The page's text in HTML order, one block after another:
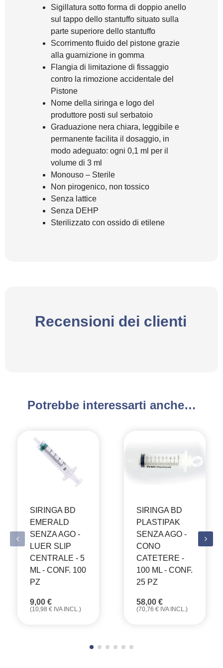
Sigillatura sotto forma di doppio anello
sul tappo dello stantuffo situato sulla
parte superiore dello stantuffo
Scorrimento fluido del pistone grazie
alla guarnizione in gomma
Flangia di limitazione di fissaggio
contro la rimozione accidentale del
Pistone
Nome della siringa e logo del
produttore posti sul serbatoio
Graduazione nera chiara, leggibile e
permanente facilita il dosaggio, in
modo adeguato: ogni 0,1 ml per il
volume di 3 ml
Monouso – Sterile
Non pirogenico, non tossico
Senza lattice
Senza DEHP
Sterilizzato con ossido di etilene
Recensioni dei clienti
Potrebbe interessarti anche…
SIRINGA BD
EMERALD
SENZA AGO -
LUER SLIP
CENTRALE - 5
ML - CONF. 100
PZ
9,00 €
(10,98 € IVA INCL.)
SIRINGA BD
PLASTIPAK
SENZA AGO -
CONO
CATETERE -
100 ML - CONF.
25 PZ
58,00 €
(70,76 € IVA INCL.)